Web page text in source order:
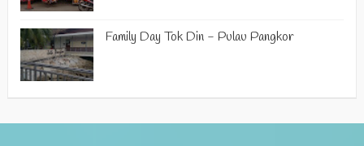
Family Day Tok Din - Pulau Pangkor